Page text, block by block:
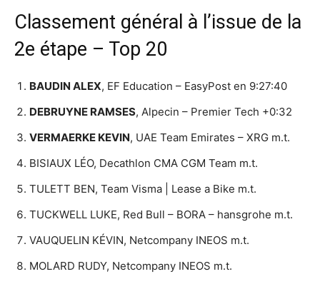
Classement général à l’issue de la
2e étape – Top 20
BAUDIN ALEX, EF Education – EasyPost en 9:27:40
DEBRUYNE RAMSES, Alpecin – Premier Tech +0:32
VERMAERKE KEVIN, UAE Team Emirates – XRG m.t.
BISIAUX LÉO, Decathlon CMA CGM Team m.t.
TULETT BEN, Team Visma | Lease a Bike m.t.
TUCKWELL LUKE, Red Bull – BORA – hansgrohe m.t.
VAUQUELIN KÉVIN, Netcompany INEOS m.t.
MOLARD RUDY, Netcompany INEOS m.t.